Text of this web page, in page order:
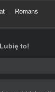
Romans
Lubię to!